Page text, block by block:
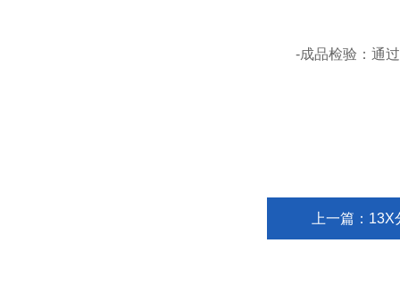
-成品检验：通过
上一篇： 13X